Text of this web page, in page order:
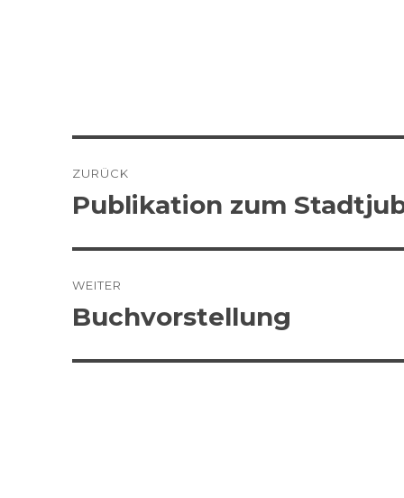
ZURÜCK
Vorheriger
Publikation zum
WEITER
Nächster
Buchvorstellung